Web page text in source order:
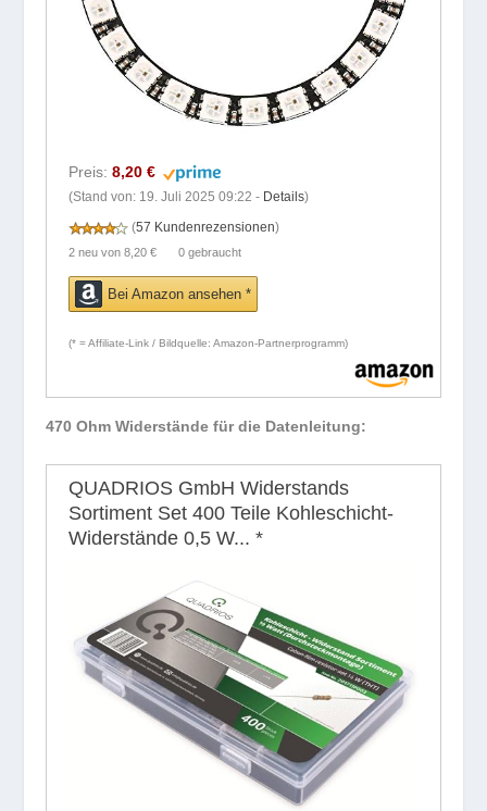
Preis: 8,20 €
(Stand von: 19. Juli 2025 09:22 - Details)
(57 Kundenrezensionen)
2 neu von8,20 € 0 gebraucht
Bei Amazon ansehen *
(* = Affiliate-Link / Bildquelle: Amazon-Partnerprogramm)
470 Ohm Widerstände für die Datenleitung:
QUADRIOS GmbH Widerstands
Sortiment Set 400 Teile Kohleschicht-
Widerstände 0,5 W...*